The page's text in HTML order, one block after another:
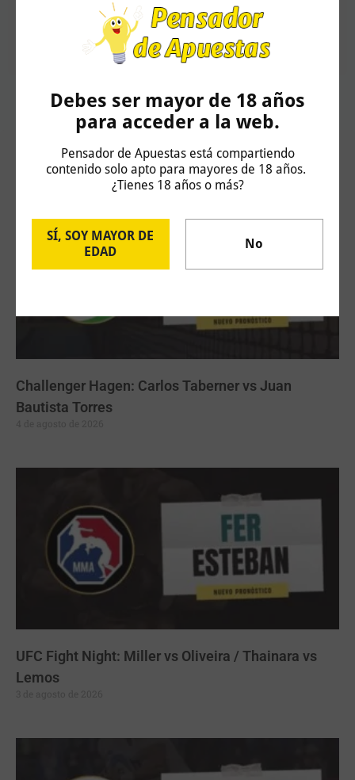
Debes ser mayor de 18 años
para acceder a la web.
Pensador de Apuestas está compartiendo
contenido solo apto para mayores de 18 años.
¿Tienes 18 años o más?
SÍ, SOY MAYOR DE
EDAD
No
Pensador de Apuestas
Pronósticos deportivos desde el año 2010. Yield del 15% en más de
2000 apuestas. Colaborador de Radio Marca.
Artículos Relacionados
Challenger Hagen: Carlos Taberner vs Juan
Bautista Torres
UFC Fight Night: Miller vs Oliveira / Thainara vs
Lemos